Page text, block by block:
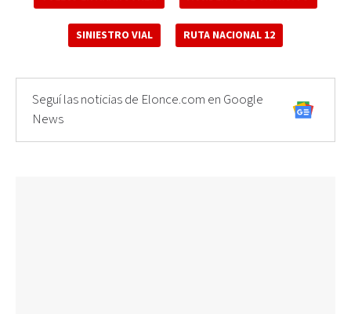
SINIESTRO VIAL RUTA NACIONAL 12
Seguí las noticias de Elonce.com en Google
News